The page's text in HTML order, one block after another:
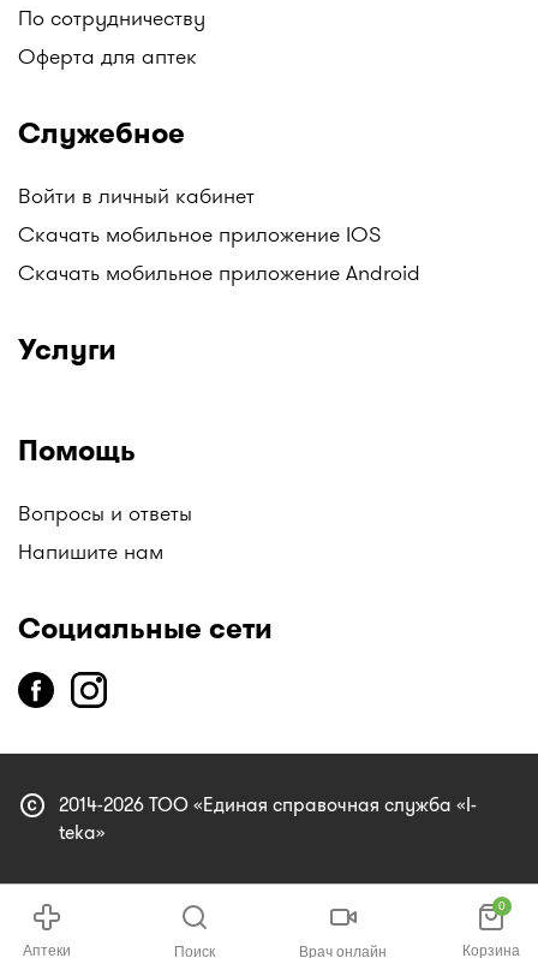
По сотрудничеству
Оферта для аптек
Служебное
Войти в личный кабинет
Скачать мобильное приложение IOS
Скачать мобильное приложение Android
Услуги
Помощь
Вопросы и ответы
Напишите нам
Социальные сети
copyright 2014-2026 ТОО «Единая справочная служба «I-
teka»
Аптеки Поиск Врач онлайн
0
Корзина